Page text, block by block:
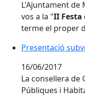
L'Ajuntament de
vos a la "II Festa
terme el proper
Presentació
Presentació
16/06/2017
La consellera de
Públiques i